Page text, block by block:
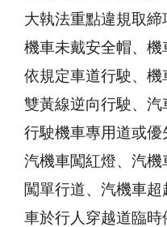
大執法重點違規取
機車未戴安全帽、
依規定車道行駛、
雙黃線逆向行駛、
行駛機車專用道或優
汽機車闖紅燈、汽
闖單行道、汽機車
車於行人穿越道臨